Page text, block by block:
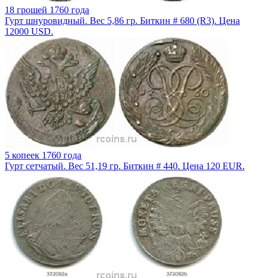
18 грошей 1760 года
Гурт шнуровидный. Вес 5,86 гр. Биткин # 680 (R3). Цена
12000 USD.
5 копеек 1760 года
Гурт сетчатый. Вес 51,19 гр. Биткин # 440. Цена 120 EUR.